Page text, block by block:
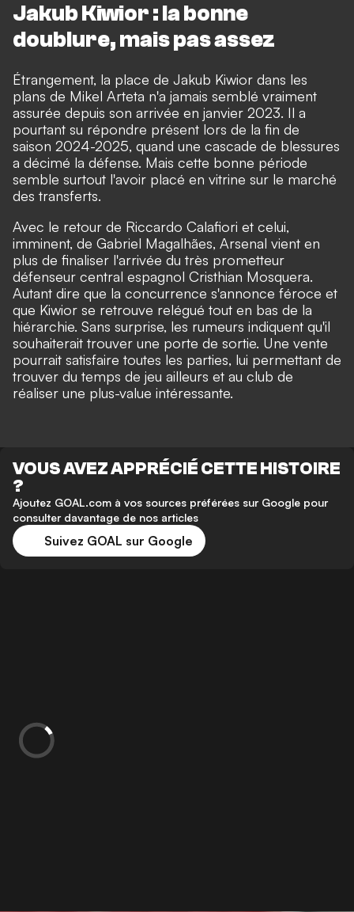
Jakub Kiwior : la bonne
doublure, mais pas assez
Étrangement, la place de Jakub Kiwior dans les
plans de Mikel Arteta n'a jamais semblé vraiment
assurée depuis son arrivée en janvier 2023. Il a
pourtant su répondre présent lors de la fin de
saison 2024-2025, quand une cascade de blessures
a décimé la défense. Mais cette bonne période
semble surtout l'avoir placé en vitrine sur le marché
des transferts.
Avec le retour de Riccardo Calafiori et celui,
imminent, de Gabriel Magalhães, Arsenal vient en
plus de finaliser l'arrivée du très prometteur
défenseur central espagnol Cristhian Mosquera.
Autant dire que la concurrence s'annonce féroce et
que Kiwior se retrouve relégué tout en bas de la
hiérarchie. Sans surprise, les rumeurs indiquent qu'il
souhaiterait trouver une porte de sortie. Une vente
pourrait satisfaire toutes les parties, lui permettant de
trouver du temps de jeu ailleurs et au club de
réaliser une plus-value intéressante.
VOUS AVEZ APPRÉCIÉ CETTE HISTOIRE
?
Ajoutez GOAL.com à vos sources préférées sur Google pour
consulter davantage de nos articles
Suivez GOAL sur Google